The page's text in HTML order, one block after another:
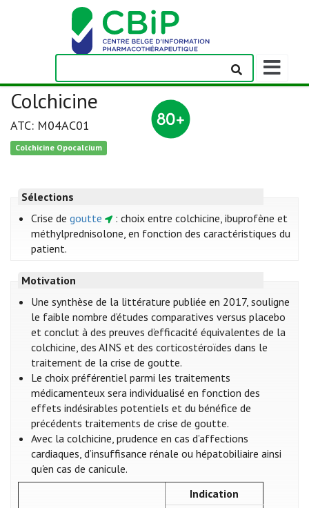
Afficher/
la
Colchicine
ATC: M04AC01
Colchicine Opocalcium
Sélections
Crise degoutte
: choix entre colchicine, ibuprofène et
méthylprednisolone, en fonction des caractéristiques du
patient.
Motivation
Une synthèse de la littérature publiée en 2017, ​​​​​souligne
le faible nombre d’études comparatives versus placebo
et conclut à des preuves d’efficacité équivalentes de la
colchicine, des AINS et des corticostéroïdes dans le
traitement de la crise de goutte.
Le choix préférentiel parmi les traitements
médicamenteux sera individualisé en fonction des
effets indésirables potentiels et du bénéfice de
précédents traitements de crise de goutte.
Avec la colchicine, prudence en cas d’affections
cardiaques, d’insuffisance rénale ou hépatobiliaire ainsi
qu'en cas de canicule.
Indication